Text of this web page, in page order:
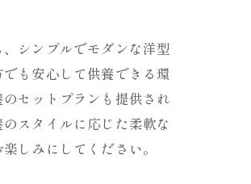
シンプルでモダンな洋型
も安心して供養できる環
セットプランも提供され
スタイルに応じた柔軟な
しみにしてください。